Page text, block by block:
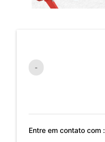
-
Entre em contato com :